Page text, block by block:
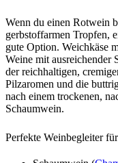
Wenn du einen Rotwein
gerbstoffarmen Tropfen,
gute Option. Weichkäse
Weine mit ausreichender
der reichhaltigen,
Pilzaromen und die
nach einem trockenen,
Schaumwein.
Perfekte Weinbegleiter